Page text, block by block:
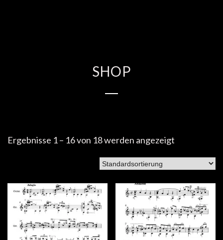
SHOP
Ergebnisse 1 – 16 von 18 werden angezeigt